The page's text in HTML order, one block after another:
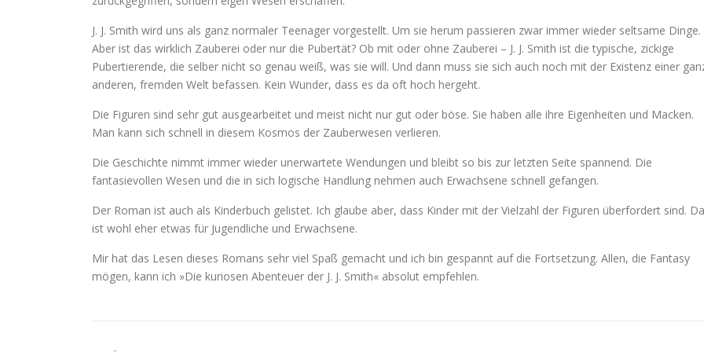
J. J. Smith wird uns als ganz normaler Teenager vorgestellt. Um sie herum passieren zwar immer wieder seltsame Dinge.
Aber ist das wirklich Zauberei oder nur die Pubertät? Ob mit oder ohne Zauberei – J. J. Smith ist die typische, zickige
Pubertierende, die selber nicht so genau weiß, was sie will. Und dann muss sie sich auch noch mit der Existenz einer
anderen, fremden Welt befassen. Kein Wunder, dass es da oft hoch hergeht.
Die Figuren sind sehr gut ausgearbeitet und meist nicht nur gut oder böse. Sie haben alle ihre Eigenheiten und Macken.
Man kann sich schnell in diesem Kosmos der Zauberwesen verlieren.
Die Geschichte nimmt immer wieder unerwartete Wendungen und bleibt so bis zur letzten Seite spannend. Die
fantasievollen Wesen und die in sich logische Handlung nehmen auch Erwachsene schnell gefangen.
Der Roman ist auch als Kinderbuch gelistet. Ich glaube aber, dass Kinder mit der Vielzahl der Figuren überfordert sind.
ist wohl eher etwas für Jugendliche und Erwachsene.
Mir hat das Lesen dieses Romans sehr viel Spaß gemacht und ich bin gespannt auf die Fortsetzung. Allen, die Fantasy
mögen, kann ich »Die kuriosen Abenteuer der J. J. Smith« absolut empfehlen.